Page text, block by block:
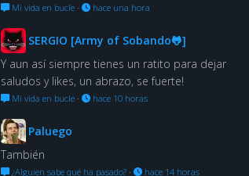
Mi vida en bucle · hace una hora
SERGIO [Army of Sobando🐸]
Y aun así siempre tienes un ratito para dejar
saludos y likes, un abrazo, se fuerte!
Mi vida en bucle · hace 10 horas
Paluego
También
¿Alguien sabe qué ha pasado? · hace 14 horas